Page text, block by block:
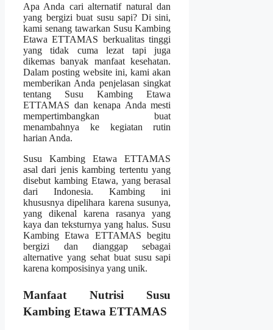
Apa Anda cari alternatif natural dan
yang bergizi buat susu sapi? Di sini,
kami senang tawarkan Susu Kambing
Etawa ETTAMAS berkualitas tinggi
yang tidak cuma lezat tapi juga
dikemas banyak manfaat kesehatan.
Dalam posting website ini, kami akan
memberikan Anda penjelasan singkat
tentang Susu Kambing Etawa
ETTAMAS dan kenapa Anda mesti
mempertimbangkan buat
menambahnya ke kegiatan rutin
harian Anda.
Susu Kambing Etawa ETTAMAS
asal dari jenis kambing tertentu yang
disebut kambing Etawa, yang berasal
dari Indonesia. Kambing ini
khususnya dipelihara karena susunya,
yang dikenal karena rasanya yang
kaya dan teksturnya yang halus. Susu
Kambing Etawa ETTAMAS begitu
bergizi dan dianggap sebagai
alternative yang sehat buat susu sapi
karena komposisinya yang unik.
Manfaat Nutrisi Susu
Kambing Etawa ETTAMAS